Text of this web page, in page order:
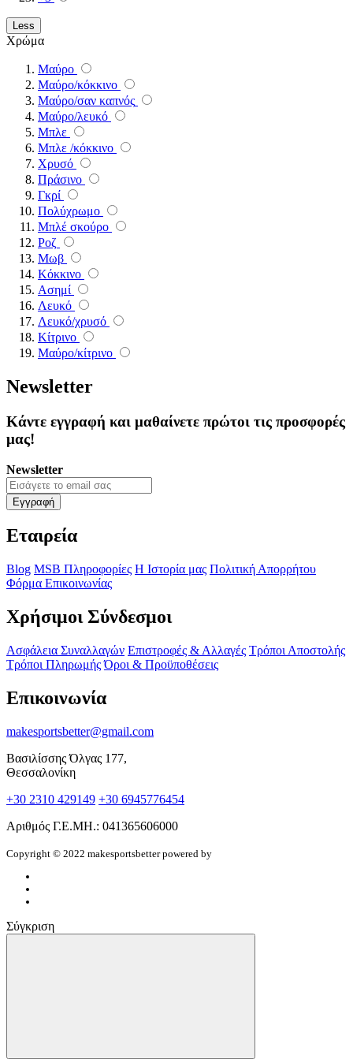
Less
Χρώμα
Mαύρο
Mαύρο/κόκκινο
Mαύρο/σαν καπνός
Mαύρο/λευκό
Mπλε
Mπλε /κόκκινο
Xρυσό
Πράσινο
Γκρί
Πολύχρωμο
Μπλέ σκούρο
Ροζ
Μωβ
Κόκκινο
Ασημί
Λευκό
Λευκό/χρυσό
Κίτρινο
Μαύρο/κίτρινο
Newsletter
Κάντε εγγραφή και μαθαίνετε πρώτοι τις προσφορές
μας!
Newsletter
Εγγραφή
Εταιρεία
Blog MSB Πληροφορίες Η Ιστορία μας Πολιτική Απορρήτου
Φόρμα Επικοινωνίας
Χρήσιμοι Σύνδεσμοι
Ασφάλεια Συναλλαγών Επιστροφές & Αλλαγές Τρόποι Αποστολής
Τρόποι Πληρωμής Όροι & Προϋποθέσεις
Επικοινωνία
makesportsbetter@gmail.com
Βασιλίσσης Όλγας 177,
Θεσσαλονίκη
+30 2310 429149 +30 6945776454
Αριθμός Γ.Ε.ΜΗ.: 041365606000
Copyright © 2022 makesportsbetter powered by
Σύγκριση